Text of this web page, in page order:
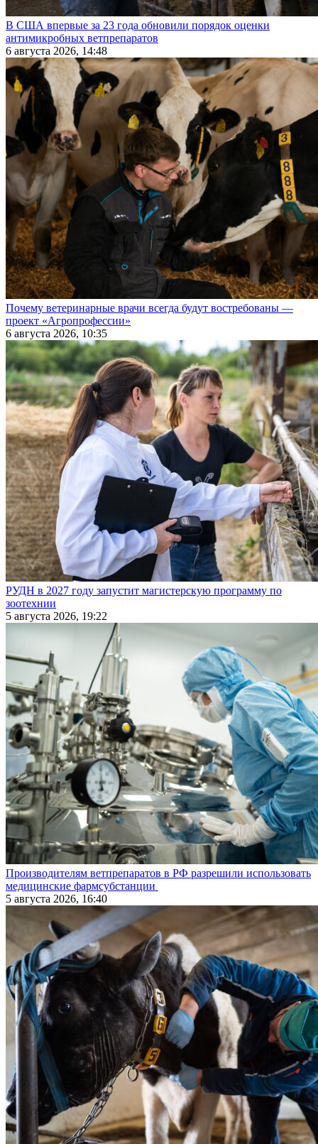
В США впервые за 23 года обновили порядок оценки
антимикробных ветпрепаратов
6 августа 2026, 14:48
Почему ветеринарные врачи всегда будут востребованы —
проект «Агропрофессии»
6 августа 2026, 10:35
РУДН в 2027 году запустит магистерскую программу по
зоотехнии
5 августа 2026, 19:22
Производителям ветпрепаратов в РФ разрешили использовать
медицинские фармсубстанции
5 августа 2026, 16:40